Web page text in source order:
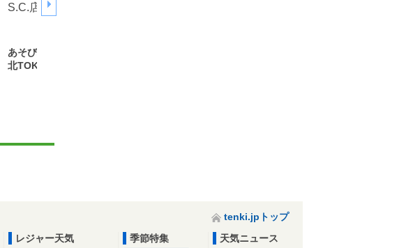
あそびパーク 港
北TOKYU S.C.店
tenki.jpトップ
レジャー天気
季節特集
天気ニュース